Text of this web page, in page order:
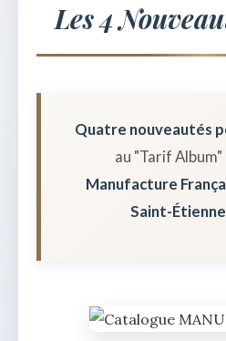
Les 4
Quatre nouveautés
au "Tarif Album"
Manufacture
Saint-Étienne